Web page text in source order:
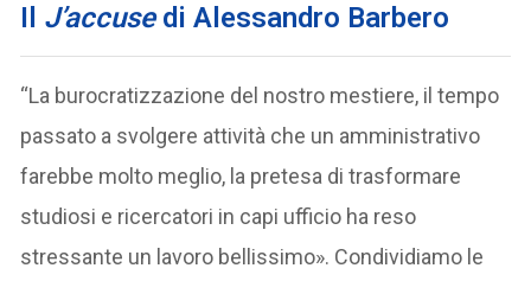
Il J’accusedi Alessandro Barbero
“La burocratizzazione del nostro mestiere, il tempo
passato a svolgere attività che un amministrativo
farebbe molto meglio, la pretesa di trasformare
studiosi e ricercatori in capi ufficio ha reso
stressante un lavoro bellissimo». Condividiamo le